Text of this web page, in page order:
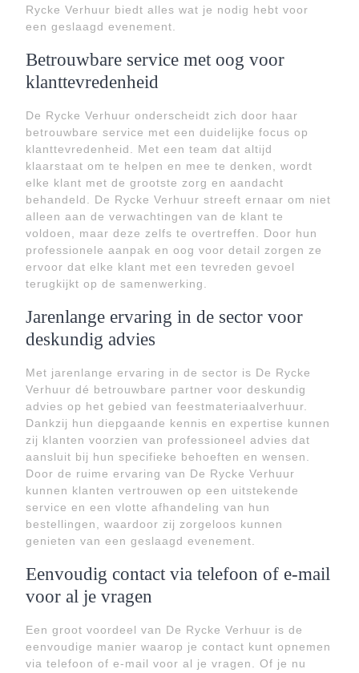
Rycke Verhuur biedt alles wat je nodig hebt voor
een geslaagd evenement.
Betrouwbare service met oog voor
klanttevredenheid
De Rycke Verhuur onderscheidt zich door haar
betrouwbare service met een duidelijke focus op
klanttevredenheid. Met een team dat altijd
klaarstaat om te helpen en mee te denken, wordt
elke klant met de grootste zorg en aandacht
behandeld. De Rycke Verhuur streeft ernaar om niet
alleen aan de verwachtingen van de klant te
voldoen, maar deze zelfs te overtreffen. Door hun
professionele aanpak en oog voor detail zorgen ze
ervoor dat elke klant met een tevreden gevoel
terugkijkt op de samenwerking.
Jarenlange ervaring in de sector voor
deskundig advies
Met jarenlange ervaring in de sector is De Rycke
Verhuur dé betrouwbare partner voor deskundig
advies op het gebied van feestmateriaalverhuur.
Dankzij hun diepgaande kennis en expertise kunnen
zij klanten voorzien van professioneel advies dat
aansluit bij hun specifieke behoeften en wensen.
Door de ruime ervaring van De Rycke Verhuur
kunnen klanten vertrouwen op een uitstekende
service en een vlotte afhandeling van hun
bestellingen, waardoor zij zorgeloos kunnen
genieten van een geslaagd evenement.
Eenvoudig contact via telefoon of e-mail
voor al je vragen
Een groot voordeel van De Rycke Verhuur is de
eenvoudige manier waarop je contact kunt opnemen
via telefoon of e-mail voor al je vragen. Of je nu